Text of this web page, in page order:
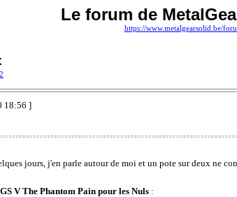
Le forum de
https://www.metalgearsolid.be/
18:56 ]
jours, j'en parle autour de moi et un pote sur deux ne
V The Phantom Pain pour les Nuls :